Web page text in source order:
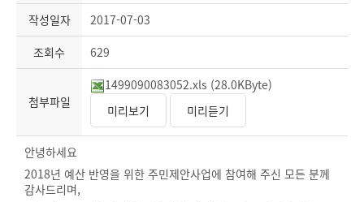
작성일자
2017-07-03
조회수
629
첨부파일
1499090083052.xls (28.0KByte)
미리보기
미리듣기
안녕하세요
2018년 예산 반영을 위한 주민제안사업에 참여해 주신 모든 분께
감사드리며,